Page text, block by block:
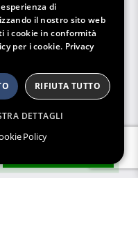
di
il nostro sito web
i cookie in conformità
per i cookie. Privacy
RIFIUTA TUTTO
DETTAGLI
Policy